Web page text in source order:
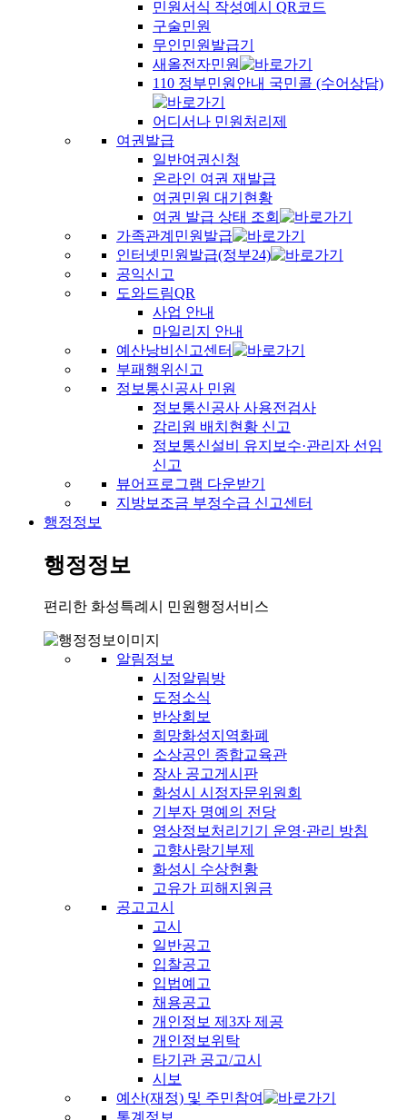
민원서식 작성예시 QR코드
구술민원
무인민원발급기
새올전자민원
110 정부민원안내 국민콜 (수어상담)
어디서나 민원처리제
여권발급
일반여권신청
온라인 여권 재발급
여권민원 대기현황
여권 발급 상태 조회
가족관계민원발급
인터넷민원발급(정부24)
공익신고
도와드림QR
사업 안내
마일리지 안내
예산낭비신고센터
부패행위신고
정보통신공사 민원
정보통신공사 사용전검사
감리원 배치현황 신고
정보통신설비 유지보수·관리자 선임
신고
뷰어프로그램 다운받기
지방보조금 부정수급 신고센터
행정정보
행정정보
편리한 화성특례시 민원행정서비스
알림정보
시정알림방
도정소식
반상회보
희망화성지역화폐
소상공인 종합교육관
장사 공고게시판
화성시 시정자문위원회
기부자 명예의 전당
영상정보처리기기 운영·관리 방침
고향사랑기부제
화성시 수상현황
고유가 피해지원금
공고고시
고시
일반공고
입찰공고
입법예고
채용공고
개인정보 제3자 제공
개인정보위탁
타기관 공고/고시
시보
예산(재정) 및 주민참여